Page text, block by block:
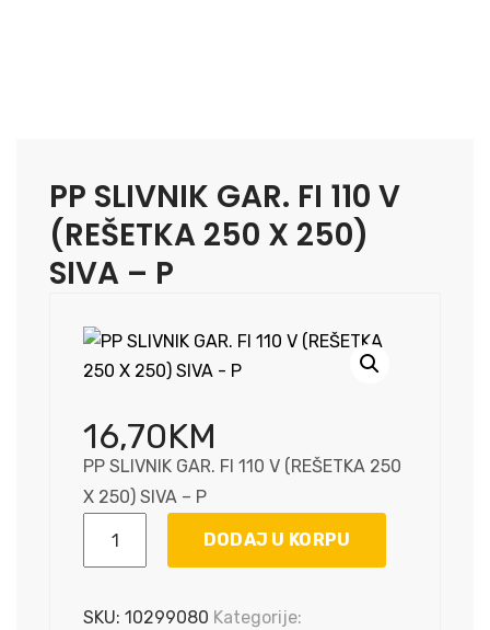
PP SLIVNIK GAR. FI 110 V
(REŠETKA 250 X 250)
SIVA – P
16,70KM
PP SLIVNIK GAR. FI 110 V (REŠETKA 250
X 250) SIVA – P
FI
DODAJ U KORPU
SKU: 10299080 Kategorije: